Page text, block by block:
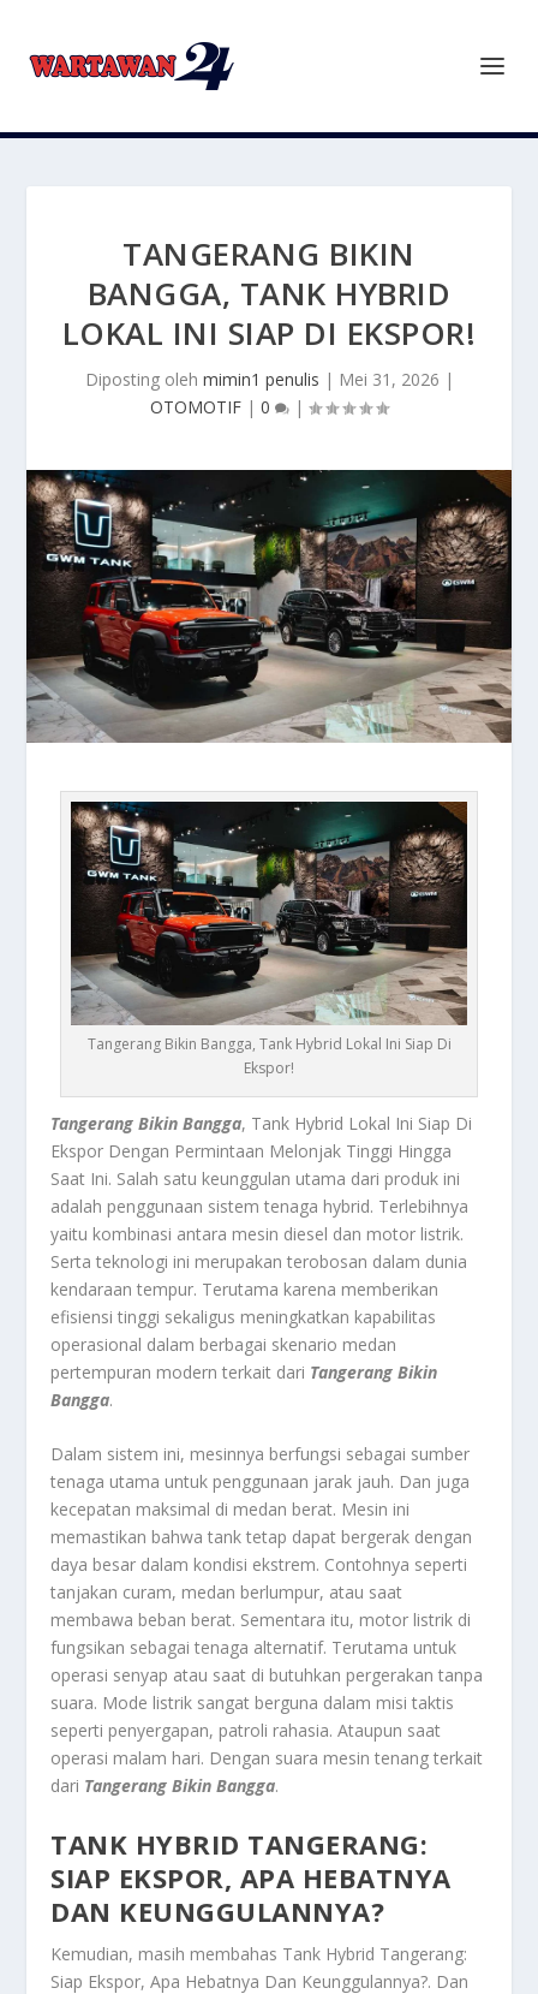
TANGERANG BIKIN
BANGGA, TANK HYBRID
LOKAL INI SIAP DI EKSPOR!
Diposting oleh mimin1 penulis | Mei 31, 2026 |
OTOMOTIF | 0 |
Tangerang Bikin Bangga, Tank Hybrid Lokal Ini Siap Di
Ekspor!
Tangerang Bikin Bangga, Tank Hybrid Lokal Ini Siap Di
Ekspor Dengan Permintaan Melonjak Tinggi Hingga
Saat Ini. Salah satu keunggulan utama dari produk ini
adalah penggunaan sistem tenaga hybrid. Terlebihnya
yaitu kombinasi antara mesin diesel dan motor listrik.
Serta teknologi ini merupakan terobosan dalam dunia
kendaraan tempur. Terutama karena memberikan
efisiensi tinggi sekaligus meningkatkan kapabilitas
operasional dalam berbagai skenario medan
pertempuran modern terkait dari Tangerang Bikin
Bangga.
Dalam sistem ini, mesinnya berfungsi sebagai sumber
tenaga utama untuk penggunaan jarak jauh. Dan juga
kecepatan maksimal di medan berat. Mesin ini
memastikan bahwa tank tetap dapat bergerak dengan
daya besar dalam kondisi ekstrem. Contohnya seperti
tanjakan curam, medan berlumpur, atau saat
membawa beban berat. Sementara itu, motor listrik di
fungsikan sebagai tenaga alternatif. Terutama untuk
operasi senyap atau saat di butuhkan pergerakan tanpa
suara. Mode listrik sangat berguna dalam misi taktis
seperti penyergapan, patroli rahasia. Ataupun saat
operasi malam hari. Dengan suara mesin tenang terkait
dari Tangerang Bikin Bangga.
TANK HYBRID TANGERANG:
SIAP EKSPOR, APA HEBATNYA
DAN KEUNGGULANNYA?
Kemudian, masih membahas Tank Hybrid Tangerang:
Siap Ekspor, Apa Hebatnya Dan Keunggulannya?. Dan